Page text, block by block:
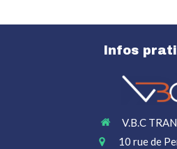
Infos
V.B.C
10 rue de